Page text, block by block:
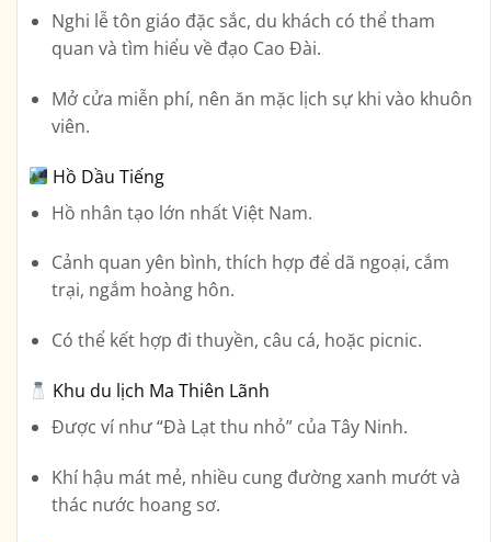
Nghi lễ tôn giáo đặc sắc, du khách có thể tham
quan và tìm hiểu về đạo Cao Đài.
Mở cửa miễn phí, nên ăn mặc lịch sự khi vào khuôn
viên.
Hồ Dầu Tiếng
Hồ nhân tạo lớn nhất Việt Nam.
Cảnh quan yên bình, thích hợp để dã ngoại, cắm
trại, ngắm hoàng hôn.
Có thể kết hợp đi thuyền, câu cá, hoặc picnic.
Khu du lịch Ma Thiên Lãnh
Được ví như “Đà Lạt thu nhỏ” của Tây Ninh.
Khí hậu mát mẻ, nhiều cung đường xanh mướt và
thác nước hoang sơ.